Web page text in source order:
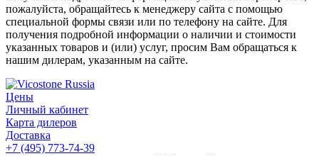
пожалуйста, обращайтесь к менеджеру сайта с помощью
специальной формы связи или по телефону на сайте. Для
получения подробной информации о наличии и стоимости
указанных товаров и (или) услуг, просим Вам обращаться к
нашим дилерам, указанным на сайте.
Цены
Личный кабинет
Карта дилеров
Доставка
+7 (495) 773-74-39